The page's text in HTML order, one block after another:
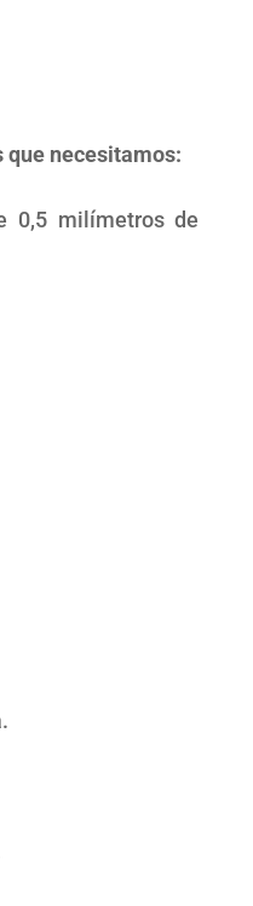
que necesitamos:
0,5 milímetros de